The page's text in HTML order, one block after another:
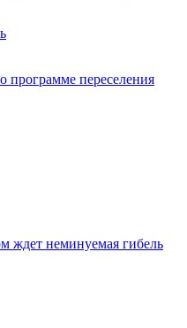
программе переселения
ждет неминуемая гибель